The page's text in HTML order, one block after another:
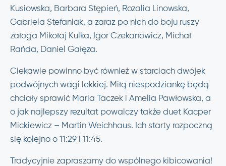
Kusiowska, Barbara Stępień, Rozalia Linowska,
Gabriela Stefaniak, a zaraz po nich do boju ruszy
załoga Mikołaj Kulka, Igor Czekanowicz, Michał
Rańda, Daniel Gałęza.
Ciekawie powinno być również w starciach dwójek
podwójnych wagi lekkiej. Miłą niespodziankę będą
chciały sprawić Maria Taczek i Amelia Pawłowska, a
o jak najlepszy rezultat powalczy także duet Kacper
Mickiewicz – Martin Weichhaus. Ich starty rozpoczną
się kolejno o 11:29 i 11:45.
Tradycyjnie zapraszamy do wspólnego kibicowania!